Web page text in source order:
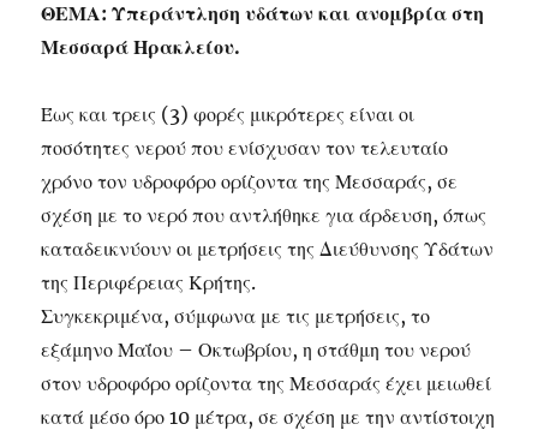
ΘΕΜΑ: Υπεράντληση υδάτων και ανομβρία στη
Μεσσαρά Ηρακλείου.
Έως και τρεις (3) φορές μικρότερες είναι οι
ποσότητες νερού που ενίσχυσαν τον τελευταίο
χρόνο τον υδροφόρο ορίζοντα της Μεσσαράς, σε
σχέση με το νερό που αντλήθηκε για άρδευση, όπως
καταδεικνύουν οι μετρήσεις της Διεύθυνσης Υδάτων
της Περιφέρειας Κρήτης.
Συγκεκριμένα, σύμφωνα με τις μετρήσεις, το
εξάμηνο Μαΐου – Οκτωβρίου, η στάθμη του νερού
στον υδροφόρο ορίζοντα της Μεσσαράς έχει μειωθεί
κατά μέσο όρο 10 μέτρα, σε σχέση με την αντίστοιχη